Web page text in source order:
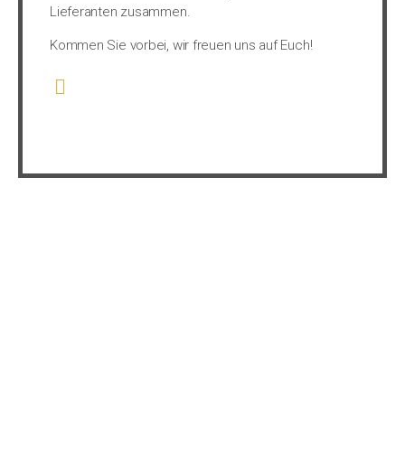
Lieferanten zusammen.
Kommen Sie vorbei, wir freuen uns auf Euch!